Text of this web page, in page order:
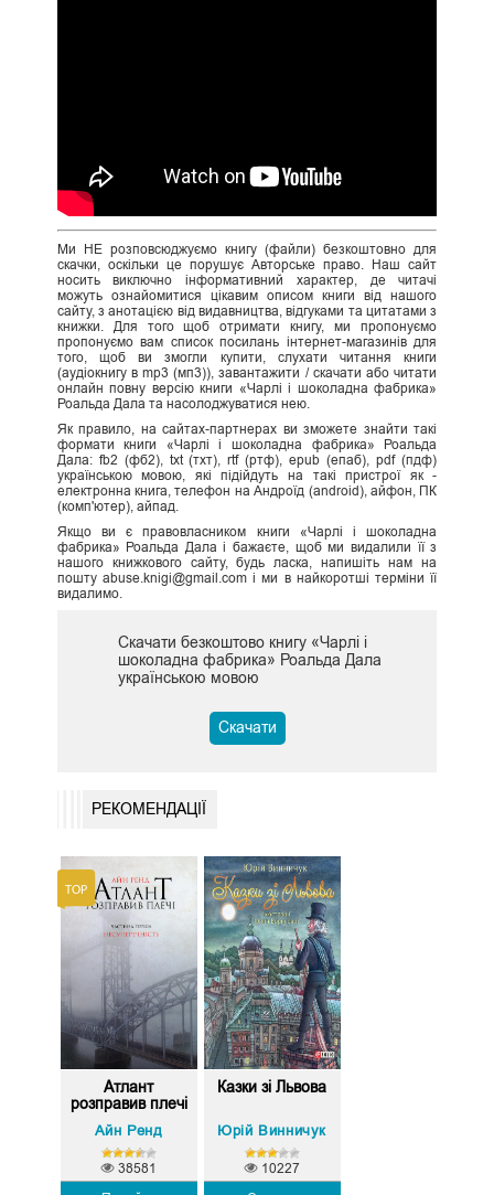
Ми НЕ розповсюджуємо книгу (файли) безкоштовно для
скачки, оскільки це порушує Авторське право. Наш сайт
носить виключно інформативний характер, де читачі
можуть ознайомитися цікавим описом книги від нашого
сайту, з анотацією від видавництва, відгуками та цитатами з
книжки. Для того щоб отримати книгу, ми пропонуємо
пропонуємо вам список посилань інтернет-магазинів для
того, щоб ви змогли купити, слухати читання книги
(аудіокнигу в mp3 (мп3)), завантажити / скачати або читати
онлайн повну версію книги «Чарлі і шоколадна фабрика»
Роальда Дала та насолоджуватися нею.
Як правило, на сайтах-партнерах ви зможете знайти такі
формати книги «Чарлі і шоколадна фабрика» Роальда
Дала: fb2 (фб2), txt (тхт), rtf (ртф), epub (епаб), pdf (пдф)
українською мовою, які підійдуть на такі пристрої як -
електронна книга, телефон на Андроїд (android), айфон, ПК
(комп'ютер), айпад.
Якщо ви є правовласником книги «Чарлі і шоколадна
фабрика» Роальда Дала і бажаєте, щоб ми видалили її з
нашого книжкового сайту, будь ласка, напишіть нам на
пошту abuse.knigi@gmail.com і ми в найкоротші терміни її
видалимо.
Скачати безкоштово книгу «Чарлі і
шоколадна фабрика» Роальда Дала
українською мовою
Скачати
РЕКОМЕНДАЦІЇ
Атлант
розправив плечі
Айн Ренд
38581
Казки зі Львова
Юрій Винничук
10227